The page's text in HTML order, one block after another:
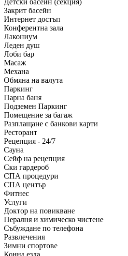
Детски басейн (секция)
Закрит басейн
Интернет достъп
Конферентна зала
Лакониум
Леден душ
Лоби бар
Масаж
Механа
Обмяна на валута
Паркинг
Парна баня
Подземен Паркинг
Помещение за багаж
Разплащане с банкови карти
Ресторант
Рецепция - 24/7
Сауна
Сейф на рецепция
Ски гардероб
СПА процедури
СПА център
Фитнес
Услуги
Доктор на повикване
Пералня и химическо чистене
Събуждане по телефона
Развлечения
Зимни спортове